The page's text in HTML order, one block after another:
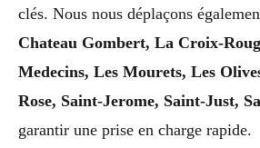
clés. Nous nous déplaçons
Chateau Gombert, La Croix-
Medecins, Les Mourets, Les
Rose, Saint-Jerome, Saint-Just,
garantir une prise en charge rapide.